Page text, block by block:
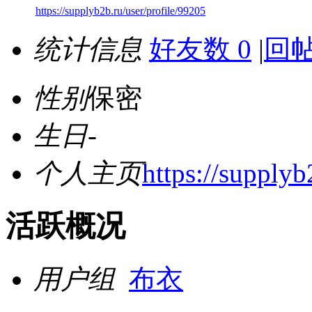
https://supplyb2b.ru/user/profile/99205
统计信息 好友数 0 | 回
性别保密
生日-
个人主页https://
活跃概况
用户组 布衣